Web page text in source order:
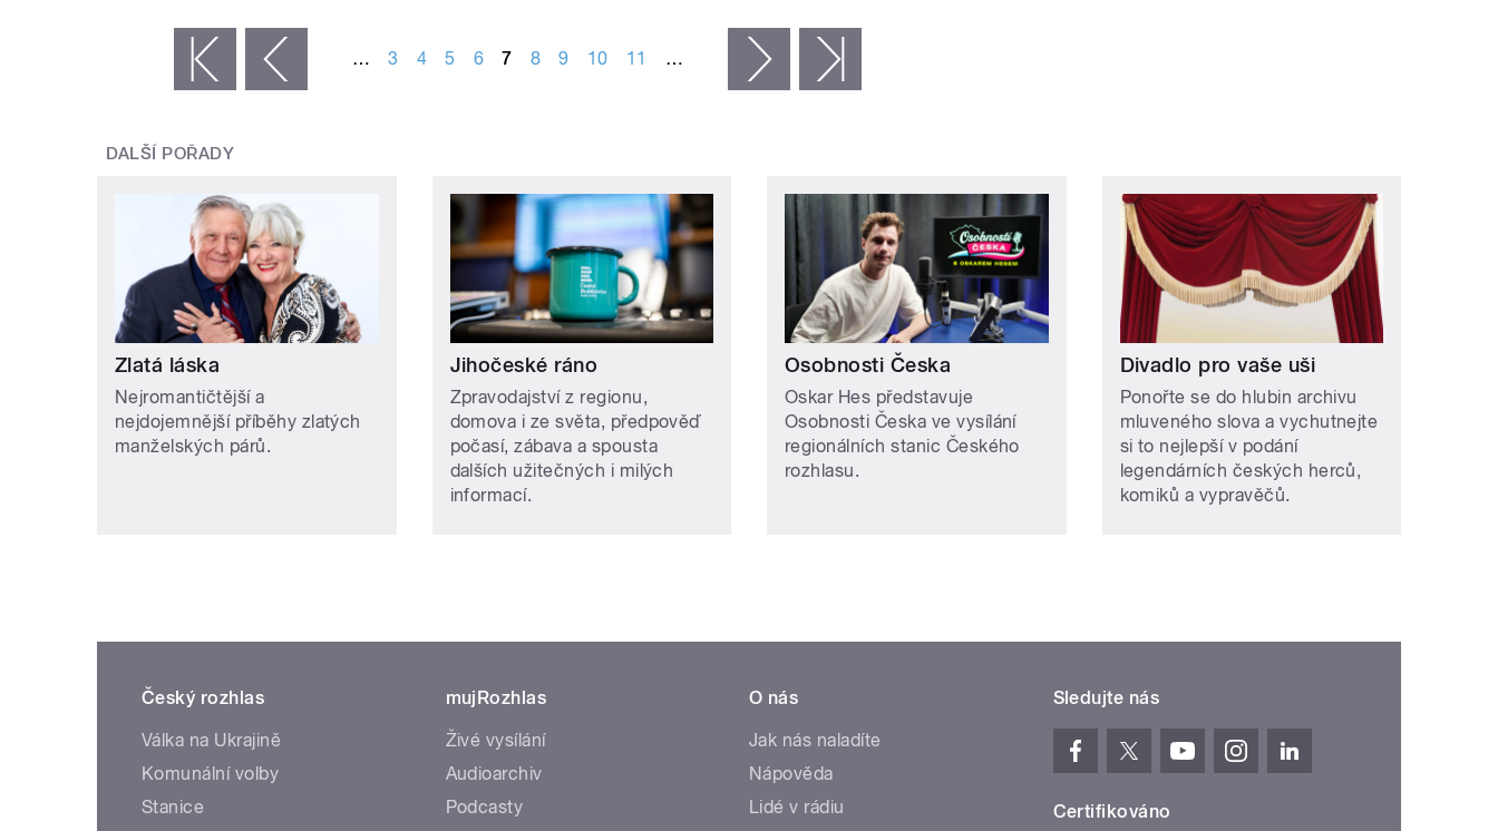
‹ předchozí … 3 4 5 6 7 8 9 10 11 … následující ›
DALŠÍ POŘADY
Zlatá láska
Nejromantičtější a
nejdojemnější příběhy zlatých
manželských párů.
Jihočeské ráno
Zpravodajství z regionu,
domova i ze světa, předpověď
počasí, zábava a spousta
dalších užitečných i milých
informací.
Osobnosti Česka
Oskar Hes představuje
Osobnosti Česka ve vysílání
regionálních stanic Českého
rozhlasu.
Divadlo pro vaše uši
Ponořte se do hlubin archivu
mluveného slova a vychutnejte
si to nejlepší v podání
legendárních českých herců,
komiků a vypravěčů.
Český rozhlas
Válka na Ukrajině
Komunální volby
Stanice
mujRozhlas
Živé vysílání
Audioarchiv
Podcasty
O nás
Jak nás naladíte
Nápověda
Lidé v rádiu
Sledujte nás
Certifikováno